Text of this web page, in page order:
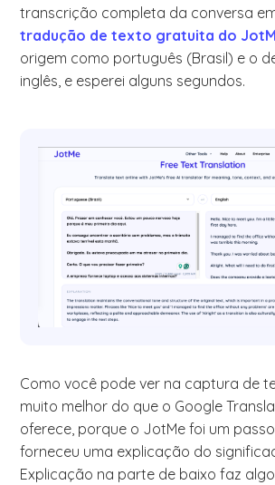
transcrição completa da conversa
tradução de texto gratuita do
origem como português (Brasil) e o
inglês, e esperei alguns segundos.
Como você pode ver na captura de
muito melhor do que o Google
oferece, porque o JotMe foi um
forneceu uma explicação do
Explicação na parte de baixo faz